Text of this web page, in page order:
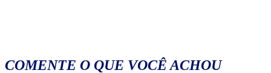
COMENTE O QUE VOCÊ ACHOU